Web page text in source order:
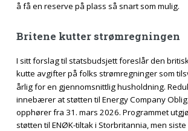
å få en reserve på plass så snart som mulig.
Britene kutter strømregningen
I sitt forslag til statsbudsjett foreslår den
kutte avgifter på folks strømregninger som
årlig for en gjennomsnittlig husholdning.
innebærer at støtten til Energy Company
opphører fra 31. mars 2026. Programmet
støtten til ENØK-tiltak i Storbritannia, men